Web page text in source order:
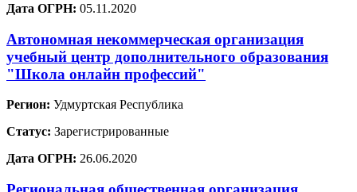
Дата ОГРН: 05.11.2020
Автономная некоммерческая организация
учебный центр дополнительного образования
"Школа онлайн профессий"
Регион: Удмуртская Республика
Статус: Зарегистрированные
Дата ОГРН: 26.06.2020